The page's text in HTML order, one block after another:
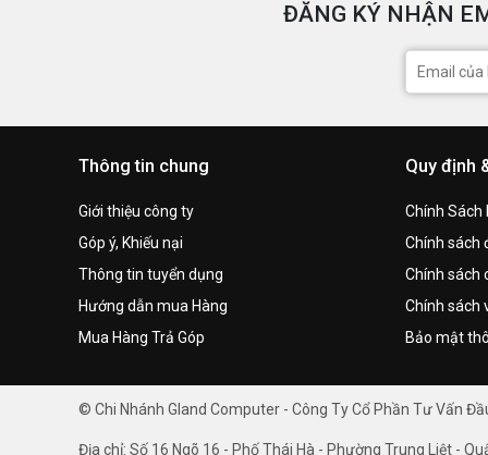
ĐĂNG KÝ NHẬN
Thông tin chung
Giới thiệu công ty
Góp ý, Khiếu nại
Thông tin tuyển dụng
Hướng dẫn mua Hàng
Mua Hàng Trả Góp
Quy định
Chính Sách
Chính sách
Chính sách
Chính sách
Bảo mật
© Chi Nhánh Gland Computer - Công Ty Cổ Phần Tư Vấn
Địa chỉ: Số 16 Ngõ 16 - Phố Thái Hà - Phường Trung Liệt -